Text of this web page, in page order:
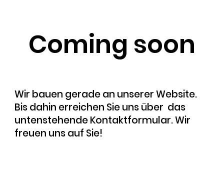
Coming soon
Wir bauen gerade an unserer Website.
Bis dahin erreichen Sie uns über das
untenstehende Kontaktformular. Wir
freuen uns auf Sie!